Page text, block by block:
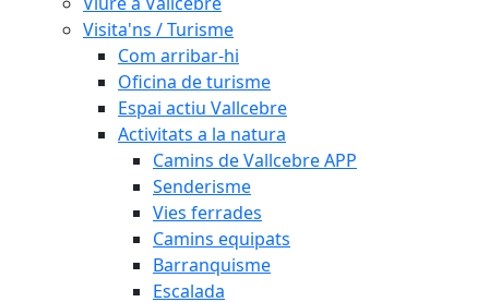
Visita'ns / Turisme
Com arribar-hi
Oficina de turisme
Espai actiu Vallcebre
Activitats a la natura
Camins de Vallcebre APP
Senderisme
Vies ferrades
Camins equipats
Barranquisme
Escalada